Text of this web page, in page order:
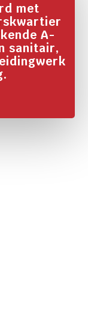
met
A-
sanitair,